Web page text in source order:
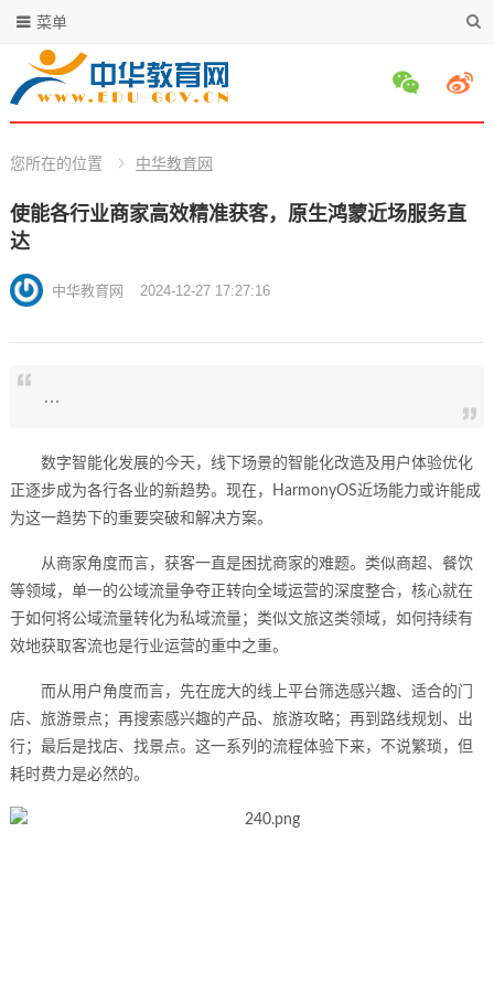
菜单
您所在的位置 中华教育网
使能各行业商家高效精准获客，原生鸿蒙近场服务直
达
中华教育网 2024-12-27 17:27:16
…
数字智能化发展的今天，线下场景的智能化改造及用户体验优化
正逐步成为各行各业的新趋势。现在，HarmonyOS近场能力或许能成
为这一趋势下的重要突破和解决方案。
从商家角度而言，获客一直是困扰商家的难题。类似商超、餐饮
等领域，单一的公域流量争夺正转向全域运营的深度整合，核心就在
于如何将公域流量转化为私域流量；类似文旅这类领域，如何持续有
效地获取客流也是行业运营的重中之重。
而从用户角度而言，先在庞大的线上平台筛选感兴趣、适合的门
店、旅游景点；再搜索感兴趣的产品、旅游攻略；再到路线规划、出
行；最后是找店、找景点。这一系列的流程体验下来，不说繁琐，但
耗时费力是必然的。